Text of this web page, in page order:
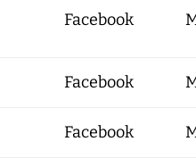
Facebook
Facebook
Facebook